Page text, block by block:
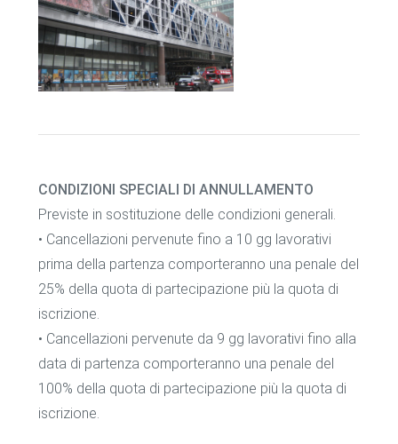
CONDIZIONI SPECIALI DI ANNULLAMENTO
Previste in sostituzione delle condizioni generali.
• Cancellazioni pervenute fino a 10 gg lavorativi
prima della partenza comporteranno una penale del
25% della quota di partecipazione più la quota di
iscrizione.
• Cancellazioni pervenute da 9 gg lavorativi fino alla
data di partenza comporteranno una penale del
100% della quota di partecipazione più la quota di
iscrizione.